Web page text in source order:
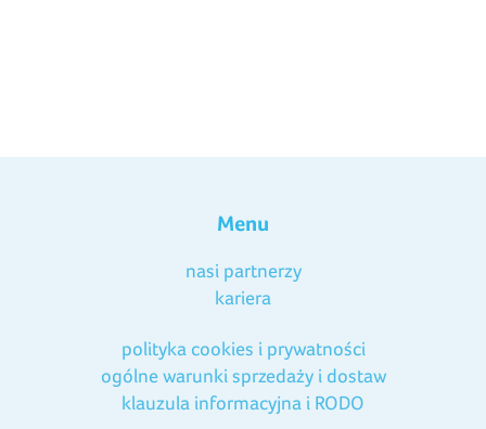
Menu
nasi partnerzy
kariera
polityka cookies i prywatności
ogólne warunki sprzedaży i dostaw
klauzula informacyjna i RODO